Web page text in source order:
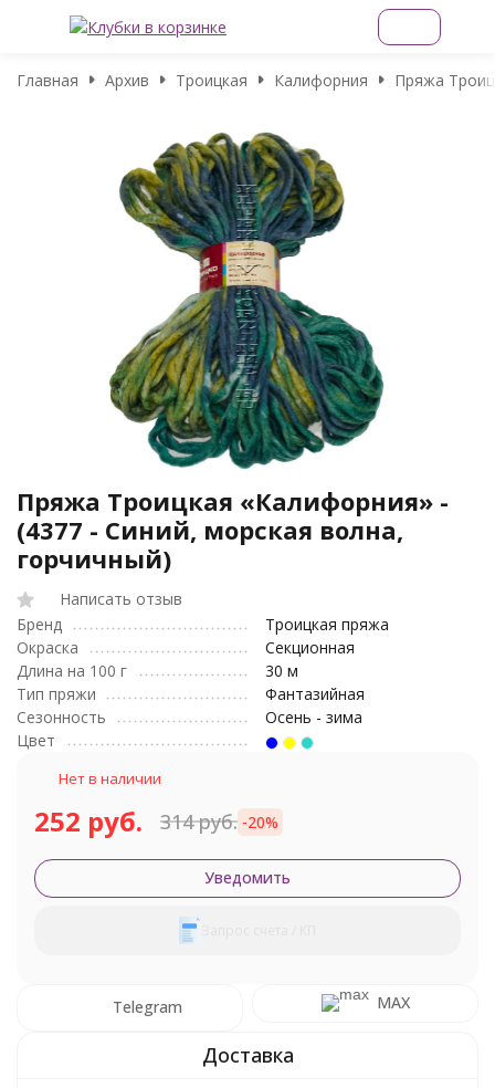
Главная Архив Троицкая Калифорния Пряжа
Пряжа Троицкая «Калифорния» -
(4377 - Синий, морская волна,
горчичный)
Написать отзыв
Бренд
Троицкая пряжа
Окраска
Секционная
Длина на 100 г
30 м
Тип пряжи
Фантазийная
Сезонность
Осень - зима
Цвет
Нет в наличии
252 руб. 314 руб. -20%
Уведомить
Telegram MAX